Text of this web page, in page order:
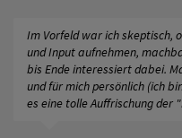
Im Vorfeld war ich skeptisch,
und Input aufnehmen,
bis Ende interessiert dabei.
und für mich persönlich (ich
es eine tolle Auffrischung der